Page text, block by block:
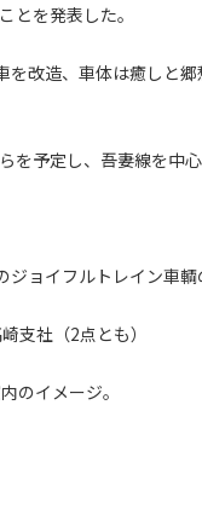
とを発表した。
改造、車体は癒しと
を予定し、吾妻線を中
ョイフルトレイン車輌
支社（2点とも）
のイメージ。